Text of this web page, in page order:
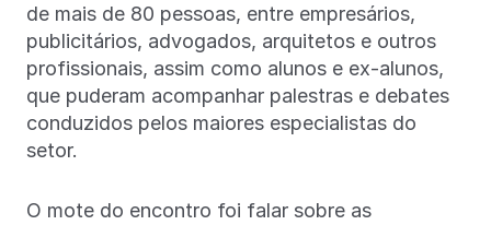
de mais de 80 pessoas, entre empresários,
publicitários, advogados, arquitetos e outros
profissionais, assim como alunos e ex-alunos,
que puderam acompanhar palestras e debates
conduzidos pelos maiores especialistas do
setor.
O mote do encontro foi falar sobre as